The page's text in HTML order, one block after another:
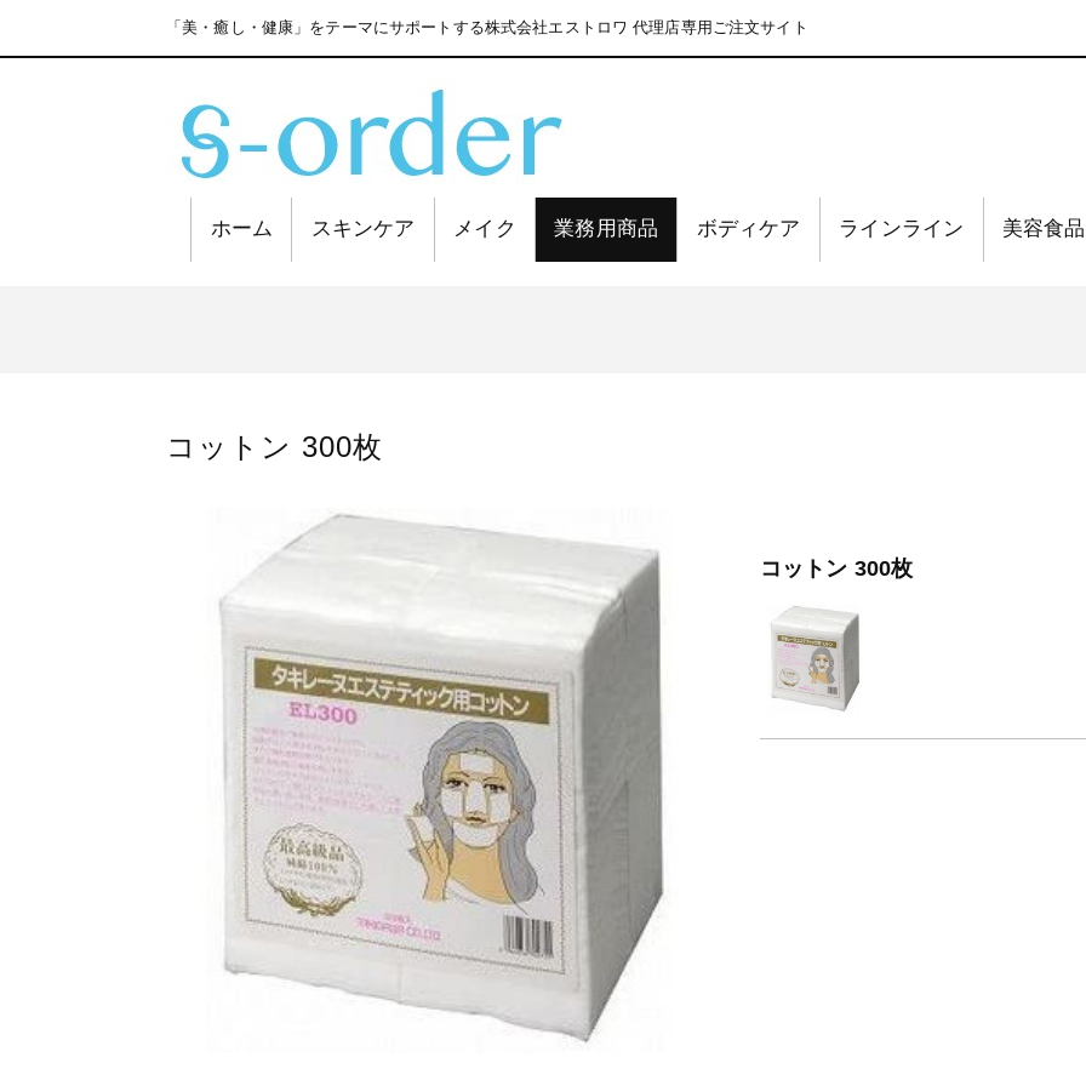
「美・癒し・健康」をテーマにサポートする株式会社エストロワ 代理店専用ご注文サイト
ホーム スキンケア メイク 業務用商品 ボディケア ラインライン 美容食品
コットン 300枚
コットン 300枚